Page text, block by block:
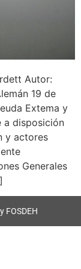
Autor:
19 de
Extema y
a disposición
y actores
Generales
FOSDEH